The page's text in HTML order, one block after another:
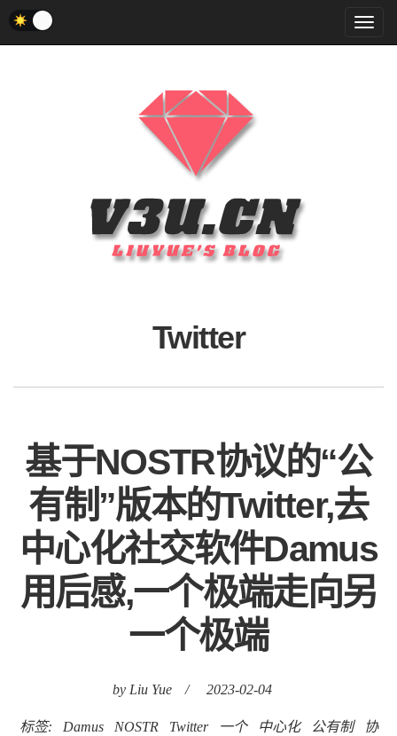
菜
单
Twitter
基于NOSTR协议的“公
有制”版本的Twitter,去
中心化社交软件Damus
用后感,一个极端走向另
一个极端
by Liu Yue / 2023-02-04
标签: Damus NOSTR Twitter 一个 中心化 公有制
协